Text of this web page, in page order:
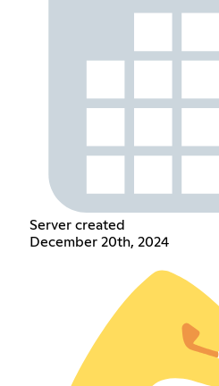
Server created
December 20th, 2024